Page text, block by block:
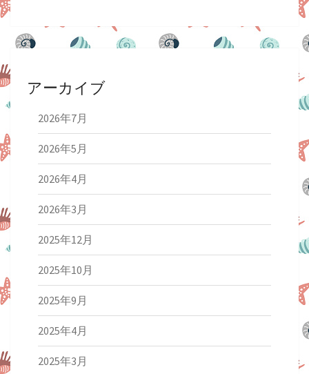
アーカイブ
2026年7月
2026年5月
2026年4月
2026年3月
2025年12月
2025年10月
2025年9月
2025年4月
2025年3月